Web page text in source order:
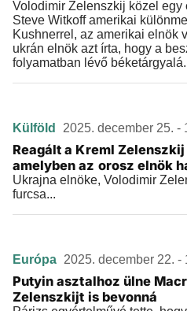
Volodimir Zelenszkij közel egy
Steve Witkoff amerikai
Kushnerrel, az amerikai elnök
ukrán elnök azt írta, hogy a
folyamatban lévő
Külföld 2025. december 25. -
Reagált a Kreml
amelyben az orosz elnök
Ukrajna elnöke, Volodimir
furcsa...
Európa 2025. december 22. -
Putyin asztalhoz ülne
Zelenszkijt is bevonná